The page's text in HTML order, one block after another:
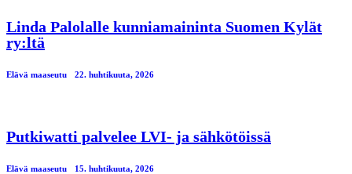
Linda Palolalle kunniamaininta Suomen Kylät
ry:ltä
Elävä maaseutu 22. huhtikuuta, 2026
Putkiwatti palvelee LVI- ja sähkötöissä
Elävä maaseutu 15. huhtikuuta, 2026